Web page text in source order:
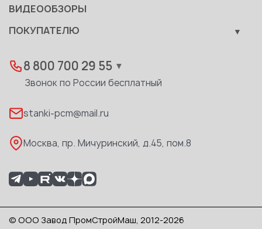
8 800 700 29 55 ▼
Звонок по России бесплатный
stanki-pcm@mail.ru
Москва, пр. Мичуринский, д.45, пом.8
Качество
Развитие
ВИДЕООБЗОРЫ
ПОКУПАТЕЛЮ
Дилеры
Доставка
Каталог PDF
© ООО Завод ПромСтройМаш, 2012-2026